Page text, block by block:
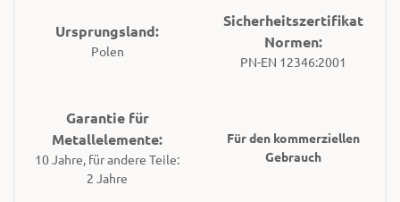
Ursprungsland:
Polen
Sicherheitszertifikat
Normen:
PN-EN 12346:2001
Garantie für
Metallelemente:
10 Jahre, für andere Teile:
2 Jahre
Für den kommerziellen
Gebrauch